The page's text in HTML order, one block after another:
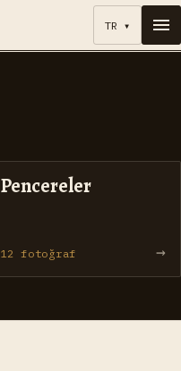
TR ▾
Pencereler
12 fotoğraf →